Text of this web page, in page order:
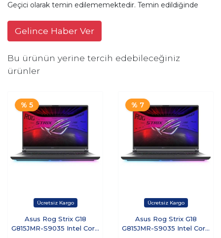
Geçici olarak temin edilememektedir. Temin edildiğinde
Gelince Haber Ver
Bu ürünün yerine tercih edebileceğiniz
ürünler
% 5
Asus Rog Strix G18
G815JMR-S9035 Intel Core
% 7
Asus Rog Strix G18
G815JMR-S9035 Intel Core